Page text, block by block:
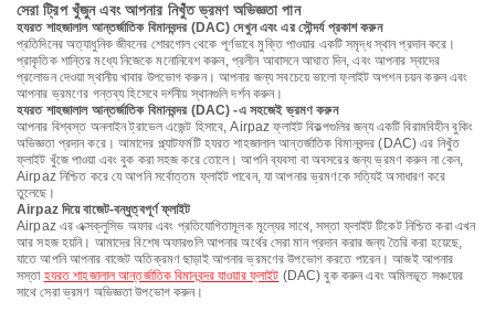
সেরা ট্রিপ খুঁজুন এবং আপনার নিখুঁত ভ্রমণ অভিজ্ঞতা পান
হযরত শাহজালাল আন্তর্জাতিক বিমানবন্দর (DAC) দেখুন এবং এর সৌন্দর্য প্রকাশ করুন
প্রতিদিনের অত্যাধুনিক জীবনের শোরগোল থেকে পূর্ণভাবে মুক্তি পাওয়ার একটি সমৃদ্ধ স্থান প্রদান করে।
প্রাকৃতিক শান্তির মধ্যে নিজেকে মনোনিবেশ করুন, প্রলীন আবাসনে আঘাত দিন, এবং আপনার স্বাদের
প্রলোভন দেওয়া স্থানীয় খাবার উপভোগ করুন। আপনার জন্য সবচেয়ে ভালো ফ্লাইট অপশন চয়ন করুন এবং
আপনার ভ্রমণের গন্তব্য হিসেবে দর্শনীয় স্থানগুলি দর্শন করুন।
হযরত শাহজালাল আন্তর্জাতিক বিমানবন্দর (DAC) -এ সহজেই ভ্রমণ করুন
আপনার বিশ্বস্ত অনলাইন ট্রাভেল এজেন্ট হিসাবে, Airpaz ফ্লাইট বিকল্পগুলির জন্য একটি বিরামবিহীন বুকিং
অভিজ্ঞতা প্রদান করে। আমাদের প্ল্যাটফর্মটি হযরত শাহজালাল আন্তর্জাতিক বিমানবন্দর (DAC) এর নিখুঁত
ফ্লাইট খুঁজে পাওয়া এবং বুক করা সহজ করে তোলে। আপনি ব্যবসা বা অবসরের জন্য ভ্রমণ করুন না কেন,
Airpaz নিশ্চিত করে যে আপনি সর্বোত্তম ফ্লাইট পাবেন, যা আপনার ভ্রমণকে সত্যিই অসাধারণ করে
তুলেছে।
Airpaz দিয়ে বাজেট-বন্ধুত্বপূর্ণ ফ্লাইট
Airpaz এর এক্সক্লুসিভ অফার এবং প্রতিযোগিতামূলক মূল্যের সাথে, সস্তা ফ্লাইট টিকেট নিশ্চিত করা এখন
আর সহজ হয়নি। আমাদের বিশেষ অফারগুলি আপনার অর্থের সেরা মান প্রদান করার জন্য তৈরি করা হয়েছে,
যাতে আপনি আপনার বাজেট অতিক্রমণ ছাড়াই আপনার ভ্রমণের উপভোগ করতে পারেন। আজই আপনার
সস্তা হযরত শাহজালাল আন্তর্জাতিক বিমানবন্দর যাওয়ার ফ্লাইট (DAC) বুক করুন এবং অমিলভূত সঞ্চয়ের
সাথে সেরা ভ্রমণ অভিজ্ঞতা উপভোগ করুন।